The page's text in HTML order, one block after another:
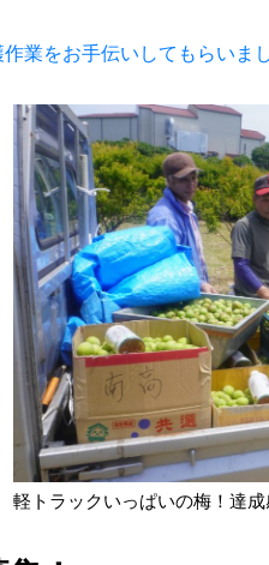
業をお手伝いしてもらいま
軽トラックいっぱいの梅！達成